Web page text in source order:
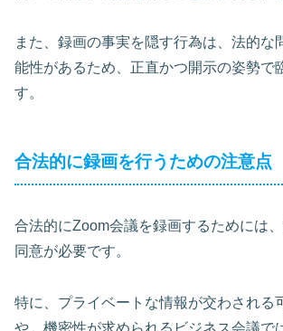
また、録画の事実を隠す行為は、法的な
能性があるため、正直かつ開示の姿勢で
す。
合法的に録画を行うための注意点
合法的にZoom会議を録画するためには
同意が必要です。
特に、プライベートな情報が交わされる
や、機密性が求められるビジネス会議で